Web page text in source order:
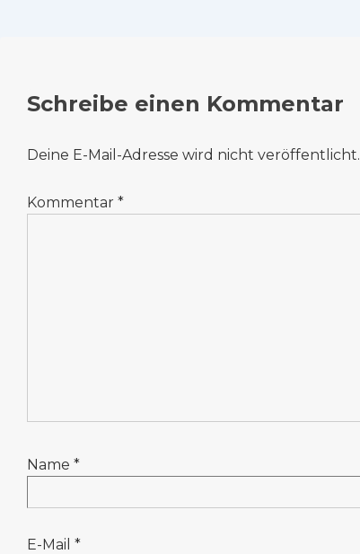
Schreibe einen Kommentar
Deine E-Mail-Adresse wird nicht veröffentlicht.
Kommentar *
Name *
E-Mail *